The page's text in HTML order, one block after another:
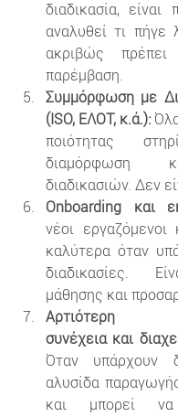
διαδικασία,
αναλυθεί τι πήγε
ακριβώς
παρέμβαση.
Συμμόρφωση με
(ISO, ΕΛΟΤ, κ.ά.):
ποιότητας
διαμόρφωση
διαδικασιών. Δεν
Onboarding και
νέοι εργαζόμενοι
καλύτερα όταν
διαδικασίες.
μάθησης και
Αρτιότερη
συνέχεια και
Όταν υπάρχουν
αλυσίδα
και μπορεί να